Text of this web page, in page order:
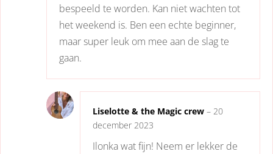
bespeeld te worden. Kan niet wachten tot
het weekend is. Ben een echte beginner,
maar super leuk om mee aan de slag te
gaan.
Liselotte & the Magic crew – 20
december 2023
Ilonka wat fijn! Neem er lekker de